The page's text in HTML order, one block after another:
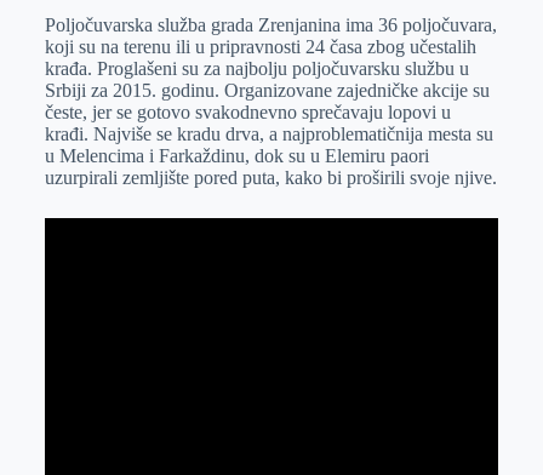
e
r
I
n
s
A
p
p
a
i
l
Poljočuvarska služba grada Zrenjanina ima 36 poljočuvara,
koji su na terenu ili u pripravnosti 24 časa zbog učestalih
krađa. Proglašeni su za najbolju poljočuvarsku službu u
Srbiji za 2015. godinu. Organizovane zajedničke akcije su
česte, jer se gotovo svakodnevno sprečavaju lopovi u
krađi. Najviše se kradu drva, a najproblematičnija mesta su
u Melencima i Farkaždinu, dok su u Elemiru paori
uzurpirali zemljište pored puta, kako bi proširili svoje njive.